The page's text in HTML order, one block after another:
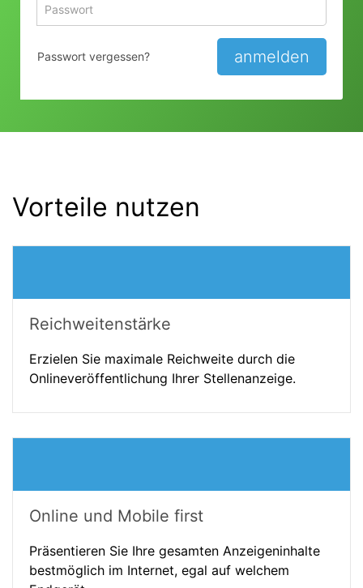
zum
Anmelden
anmelden
Passwort vergessen?
Vorteile nutzen
Reichweitenstärke
Erzielen Sie maximale Reichweite durch die
Onlineveröffentlichung Ihrer Stellenanzeige.
Online und Mobile first
Präsentieren Sie Ihre gesamten Anzeigeninhalte
bestmöglich im Internet, egal auf welchem